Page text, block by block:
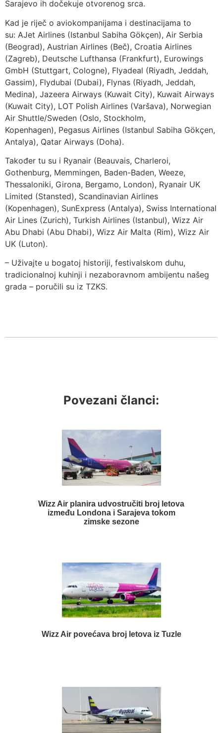
Sarajevo ih dočekuje otvorenog srca.
Kad je riječ o aviokompanijama i destinacijama to
su: AJet Airlines (Istanbul Sabiha Gökçen), Air Serbia
(Beograd), Austrian Airlines (Beč), Croatia Airlines
(Zagreb), Deutsche Lufthansa (Frankfurt), Eurowings
GmbH (Stuttgart, Cologne), Flyadeal (Riyadh, Jeddah,
Gassim), Flydubai (Dubai), Flynas (Riyadh, Jeddah,
Medina), Jazeera Airways (Kuwait City), Kuwait Airways
(Kuwait City), LOT Polish Airlines (Varšava), Norwegian
Air Shuttle/Sweden (Oslo, Stockholm,
Kopenhagen), Pegasus Airlines (Istanbul Sabiha Gökçen,
Antalya), Qatar Airways (Doha).
Također tu su i Ryanair (Beauvais, Charleroi,
Gothenburg, Memmingen, Baden-Baden, Weeze,
Thessaloniki, Girona, Bergamo, London), Ryanair UK
Limited (Stansted), Scandinavian Airlines
(Kopenhagen), SunExpress (Antalya), Swiss International
Air Lines (Zurich), Turkish Airlines (Istanbul), Wizz Air
Abu Dhabi (Abu Dhabi), Wizz Air Malta (Rim), Wizz Air
UK (Luton).
– Uživajte u bogatoj historiji, festivalskom duhu,
tradicionalnoj kuhinji i nezaboravnom ambijentu našeg
grada – poručili su iz TZKS.
Povezani članci:
Wizz Air planira udvostručiti broj letova
između Londona i Sarajeva tokom
zimske sezone
Wizz Air povećava broj letova iz Tuzle